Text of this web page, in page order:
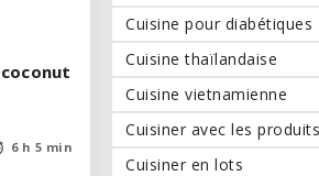
6 h 5 min
6 h 5 min
Cuisine pour diabétiques
Cuisine thaïlandaise
Cuisine vietnamienne
Cuisiner avec les
Cuisiner en lots